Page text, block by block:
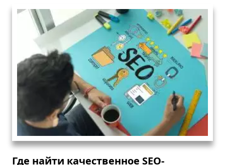
Где найти качественное SEO-